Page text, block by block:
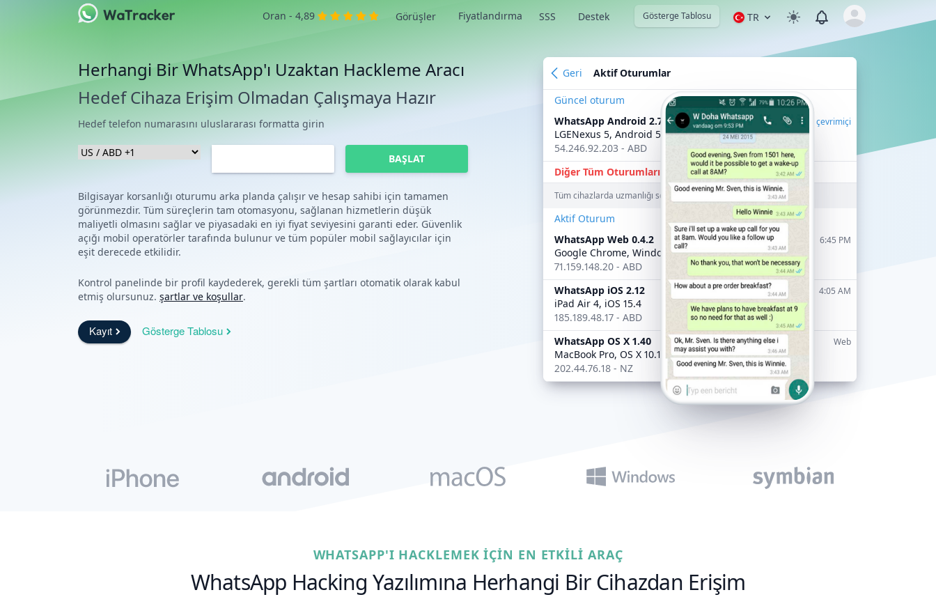
Oran - 4,89 Görüşler Fiyatlandırma SSS Destek Gösterge Tablosu TR View notifications
Open user menu
Herhangi Bir WhatsApp'ı Uzaktan Hackleme Aracı
Hedef Cihaza Erişim Olmadan Çalışmaya Hazır
Hedef telefon numarasını uluslararası formatta girin
BAŞLAT
Bilgisayar korsanlığı oturumu arka planda çalışır ve hesap sahibi için tamamen
görünmezdir. Tüm süreçlerin tam otomasyonu, sağlanan hizmetlerin düşük
maliyetli olmasını sağlar ve piyasadaki en iyi fiyat seviyesini garanti eder. Güvenlik
açığı mobil operatörler tarafında bulunur ve tüm popüler mobil sağlayıcılar için
eşit derecede etkilidir.
Kontrol panelinde bir profil kaydederek, gerekli tüm şartları otomatik olarak kabul
etmiş olursunuz. şartlar ve koşullar.
Kayıt Gösterge Tablosu
Geri Aktif Oturumlar
Güncel oturum
WhatsApp Android 2.7.0
çevrimiçi
LGENexus 5, Android 5.1
54.246.92.203 - ABD
Diğer Tüm Oturumları Sonlandırın.
Tüm cihazlarda uzmanlığı sonlandırır
Aktif Oturum
WhatsApp Web 0.4.2
6:45 PM
Google Chrome, Windows 10
71.159.148.20 - ABD
WhatsApp iOS 2.12
4:05 AM
iPad Air 4, iOS 15.4
185.189.48.17 - ABD
WhatsApp OS X 1.40
Web
MacBook Pro, OS X 10.10.2
202.44.76.18 - NZ
WHATSAPP'I HACKLEMEK IÇIN EN ETKILI ARAÇ
WhatsApp Hacking Yazılımına Herhangi Bir Cihazdan Erişim